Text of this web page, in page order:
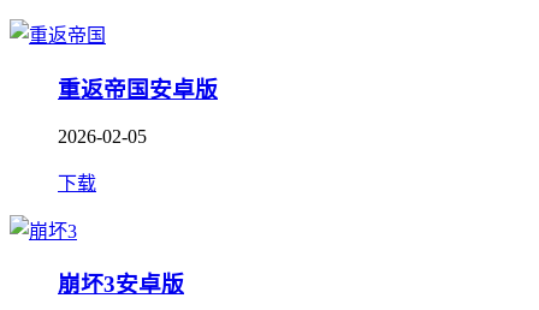
重返帝国安卓版
2026-02-05
下载
崩坏3安卓版